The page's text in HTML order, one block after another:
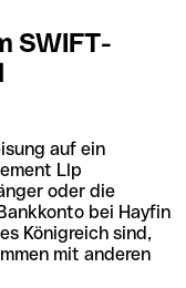
SWIFT-
auf ein
Llp
oder die
bei Hayfin
Königreich sind,
mit anderen